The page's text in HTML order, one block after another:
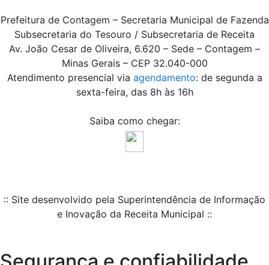
Prefeitura de Contagem – Secretaria Municipal de Fazenda
Subsecretaria do Tesouro / Subsecretaria de Receita
Av. João Cesar de Oliveira, 6.620 – Sede – Contagem –
Minas Gerais – CEP 32.040-000
Atendimento presencial via agendamento: de segunda a
sexta-feira, das 8h às 16h
Saiba como chegar:
:: Site desenvolvido pela Superintendência de Informação
e Inovação da Receita Municipal ::